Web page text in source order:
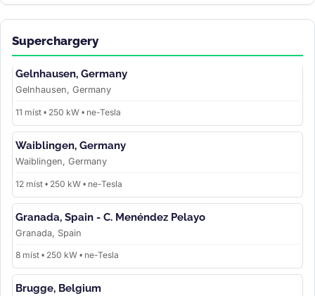
Superchargery
Gelnhausen, Germany
Gelnhausen, Germany
11 míst • 250 kW • ne-Tesla
Waiblingen, Germany
Waiblingen, Germany
12 míst • 250 kW • ne-Tesla
Granada, Spain - C. Menéndez Pelayo
Granada, Spain
8 míst • 250 kW • ne-Tesla
Brugge, Belgium